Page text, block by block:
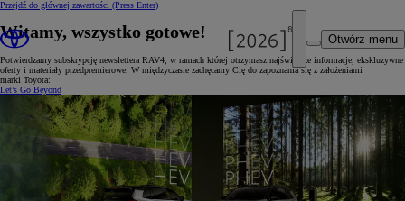
Przejdź do głównej zawartości (Press Enter)
Otwórz menu
Witamy, wszystko gotowe!
Potwierdzamy subskrypcję newslettera RAV4, w ramach której otrzymasz najświeższe informacje, ekskluzywne
oferty i materiały przedpremierowe. W międzyczasie zachęcamy Cię do zapoznania się z założeniami
marki Toyota:
Let’s Go Beyond